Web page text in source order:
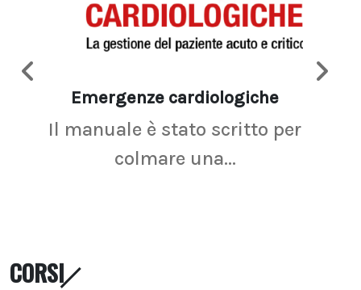
Emergenze cardiologiche
Il manuale è stato scritto per
colmare una...
CORSI